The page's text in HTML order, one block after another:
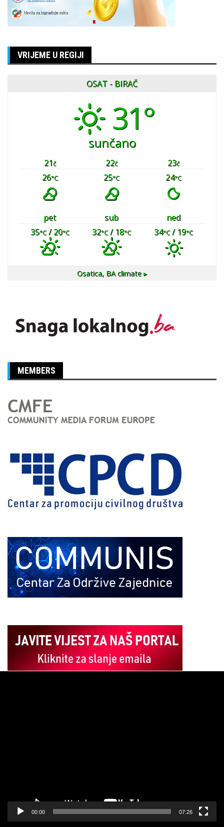
VRIJEME U REGIJI
OSAT - BIRAČ
31°
sunčano
21č 22č 23č
26°C 25°C 24°C
pet sub
ned
35°C/ 20°C 32°C/ 18°C 34°C/ 19°C
Osatica, BA climate ▸
MEMBERS
00:00 07:26